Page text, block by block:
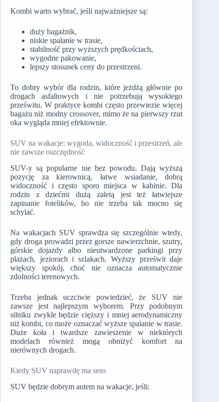
Kombi warto wybrać, jeśli najważniejsze są:
duży bagażnik,
niskie spalanie w trasie,
stabilność przy wyższych prędkościach,
wygodne pakowanie,
lepszy stosunek ceny do przestrzeni.
To dobry wybór dla rodzin, które jeżdżą głównie po
drogach asfaltowych i nie potrzebują wysokiego
prześwitu. W praktyce kombi często przewiezie więcej
bagażu niż modny crossover, mimo że na pierwszy rzut
oka wygląda mniej efektownie.
SUV na wakacje: wygoda, widoczność i przestrzeń, ale
nie zawsze oszczędność
SUV-y są popularne nie bez powodu. Dają wyższą
pozycję za kierownicą, łatwe wsiadanie, dobrą
widoczność i często sporo miejsca w kabinie. Dla
rodzin z dziećmi dużą zaletą jest też łatwiejsze
zapinanie fotelików, bo nie trzeba tak mocno się
schylać.
Na wakacjach SUV sprawdza się szczególnie wtedy,
gdy droga prowadzi przez gorsze nawierzchnie, szutry,
górskie dojazdy albo nieutwardzone parkingi przy
plażach, jeziorach i szlakach. Wyższy prześwit daje
większy spokój, choć nie oznacza automatycznie
zdolności terenowych.
Trzeba jednak uczciwie powiedzieć, że SUV nie
zawsze jest najlepszym wyborem. Przy podobnym
silniku zwykle będzie cięższy i mniej aerodynamiczny
niż kombi, co może oznaczać wyższe spalanie w trasie.
Duże koła i twardsze zawieszenie w niektórych
modelach również mogą obniżyć komfort na
nierównych drogach.
Kiedy SUV naprawdę ma sens
SUV będzie dobrym autem na wakacje, jeśli: